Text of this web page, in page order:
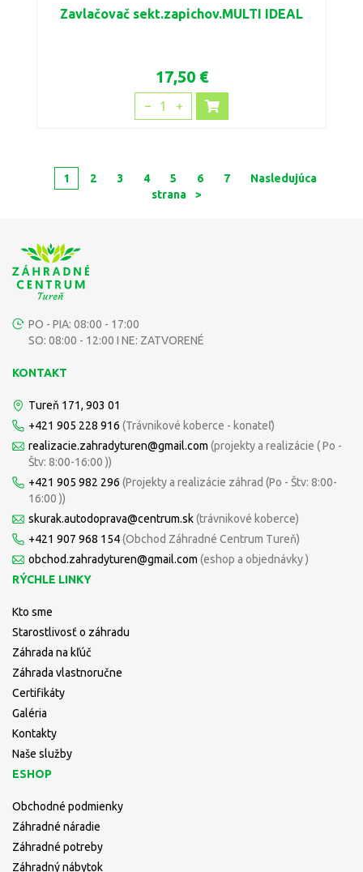
Zavlačovač sekt.zapichov.MULTI IDEAL
17,50 €
1
1 2 3 4 5 6 7
Nasledujúca
strana
>
PO - PIA: 08:00 - 17:00
SO: 08:00 - 12:00 I NE: ZATVORENÉ
KONTAKT
Tureň 171, 903 01
+421 905 228 916 (Trávnikové koberce - konateľ)
realizacie.zahradyturen@gmail.com (projekty a realizácie ( Po -
Štv: 8:00-16:00 ))
+421 905 982 296 (Projekty a realizácie záhrad (Po - Štv: 8:00-
16:00 ))
skurak.autodoprava@centrum.sk(trávnikové koberce)
+421 907 968 154(Obchod Záhradné Centrum Tureň)
obchod.zahradyturen@gmail.com (eshop a objednávky )
RÝCHLE LINKY
Kto sme
Starostlivosť o záhradu
Záhrada na kľúč
Záhrada vlastnoručne
Certifikáty
Galéria
Kontakty
Naše služby
ESHOP
Obchodné podmienky
Záhradné náradie
Záhradné potreby
Záhradný nábytok